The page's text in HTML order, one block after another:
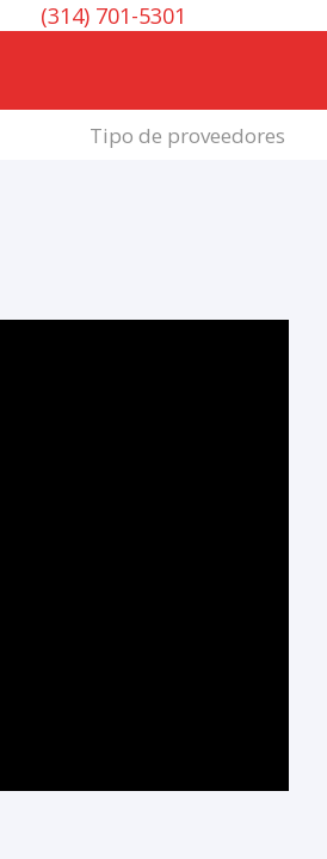
(314) 701-5301
Tipo de proveedores